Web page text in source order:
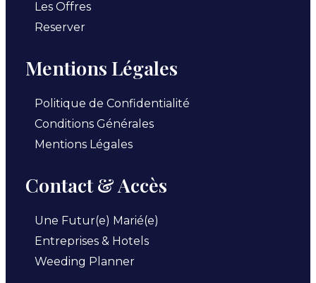
Les Offres
Reserver
Mentions Légales
Politique de Confidentialité
Conditions Générales
Mentions Légales
Contact & Accès
Une Futur(e) Marié(e)
Entreprises & Hotels
Weeding Planner